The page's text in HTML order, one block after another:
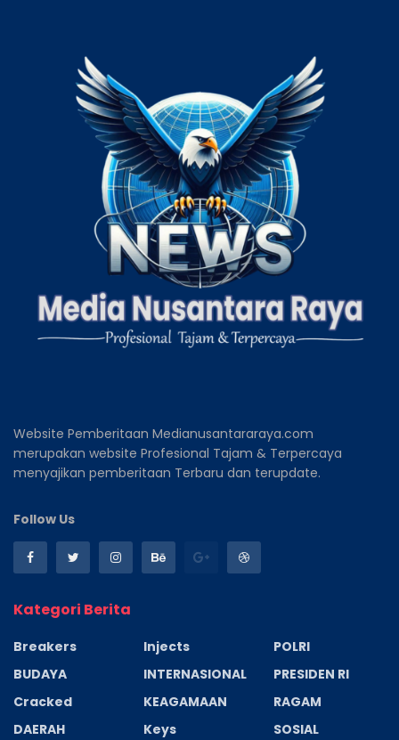
Website Pemberitaan Medianusantararaya.com
merupakan website Profesional Tajam & Terpercaya
menyajikan pemberitaan Terbaru dan terupdate.
Follow Us
Kategori Berita
Breakers
BUDAYA
Cracked
DAERAH
Injects
INTERNASIONAL
KEAGAMAAN
Keys
POLRI
PRESIDEN RI
RAGAM
SOSIAL